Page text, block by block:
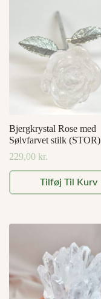
Bjergkrystal Rose med
Sølvfarvet stilk (STOR)
229,00 kr.
Tilføj Til Kurv